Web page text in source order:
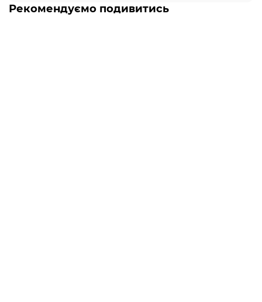
Рекомендуємо подивитись